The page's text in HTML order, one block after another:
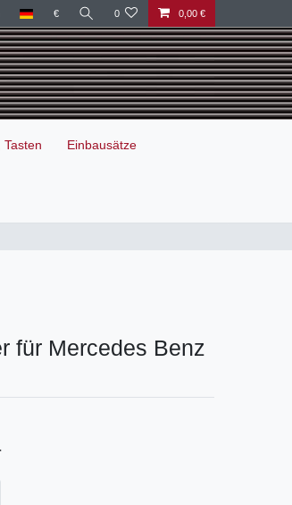
€ 0 0,00 €
Tasten Einbausätze
für Mercedes Benz